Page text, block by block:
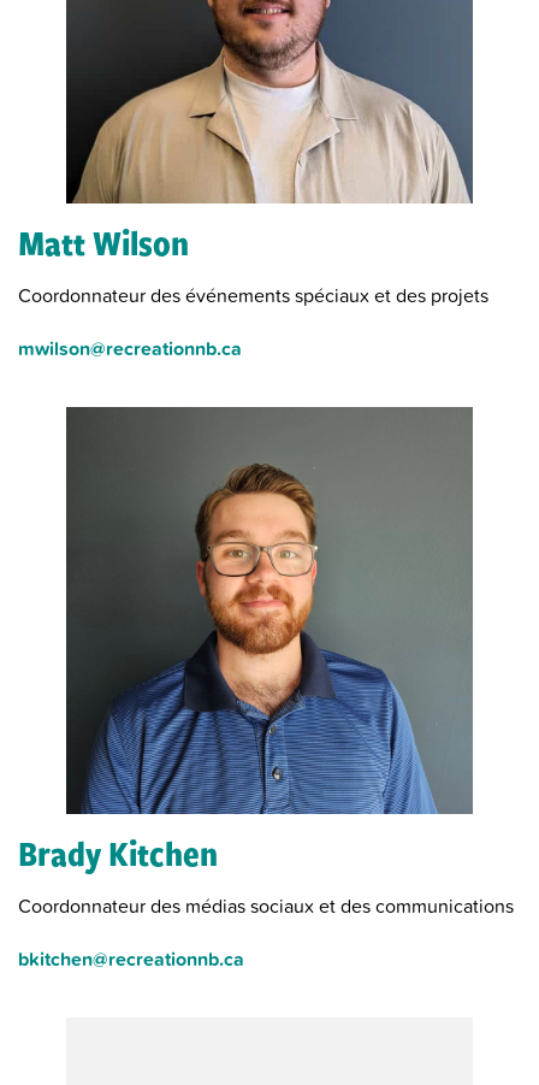
Matt Wilson
Coordonnateur des événements spéciaux et des projets
mwilson@recreationnb.ca
Brady Kitchen
Coordonnateur des médias sociaux et des communications
bkitchen@recreationnb.ca